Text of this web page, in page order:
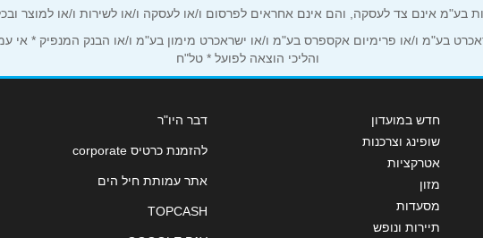
בע"מ אינם צד לעסקה, והם אינם אחראים לפרסום ו/או לעסקה ו/או לשירות ו/או למוצר
בע"מ ו/או פרימיום אקספרס בע"מ ו/או ישראכרט מימון בע"מ ו/או הבנק המנפיק * אי
והליכי הוצאה לפועל * טל"ח
חדש במועדון
שופינג וצרכנות
אטרקציות
מזון
מסעדות
תיירות ונופש
דבר היו"ר
להזמנת כרטיס corporate
אתר עמותת חיל הים
TOPCASH